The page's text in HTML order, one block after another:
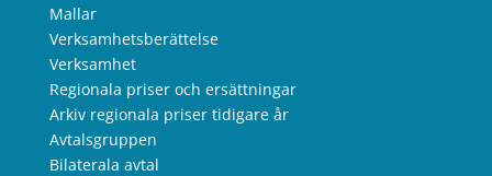
Mallar
Verksamhetsberättelse
Verksamhet
Regionala priser och ersättningar
Arkiv regionala priser tidigare år
Avtalsgruppen
Bilaterala avtal